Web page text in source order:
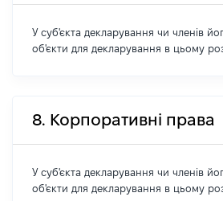
У суб'єкта декларування чи членів
об'єкти для декларування в цьому
8. Корпоративні права
У суб'єкта декларування чи членів
об'єкти для декларування в цьому